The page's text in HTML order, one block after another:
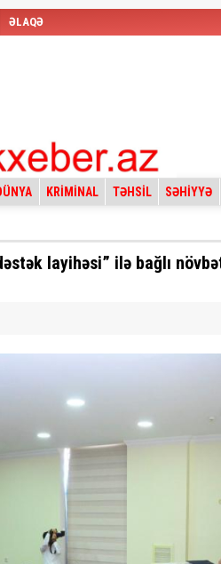
ƏLAQƏ
KRİMİNAL TƏHSİL SƏHİYYƏ
layihəsi” ilə bağlı